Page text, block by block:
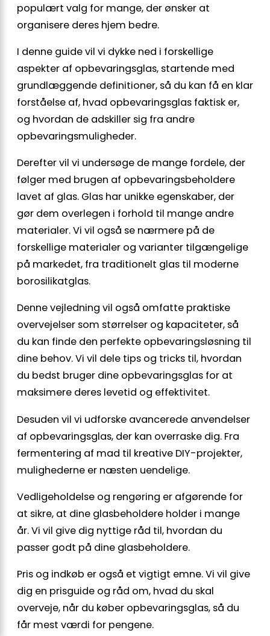
populært valg for mange, der ønsker at
organisere deres hjem bedre.
I denne guide vil vi dykke ned i forskellige
aspekter af opbevaringsglas, startende med
grundlæggende definitioner, så du kan få en klar
forståelse af, hvad opbevaringsglas faktisk er,
og hvordan de adskiller sig fra andre
opbevaringsmuligheder.
Derefter vil vi undersøge de mange fordele, der
følger med brugen af opbevaringsbeholdere
lavet af glas. Glas har unikke egenskaber, der
gør dem overlegen i forhold til mange andre
materialer. Vi vil også se nærmere på de
forskellige materialer og varianter tilgængelige
på markedet, fra traditionelt glas til moderne
borosilikatglas.
Denne vejledning vil også omfatte praktiske
overvejelser som størrelser og kapaciteter, så
du kan finde den perfekte opbevaringsløsning til
dine behov. Vi vil dele tips og tricks til, hvordan
du bedst bruger dine opbevaringsglas for at
maksimere deres levetid og effektivitet.
Desuden vil vi udforske avancerede anvendelser
af opbevaringsglas, der kan overraske dig. Fra
fermentering af mad til kreative DIY-projekter,
mulighederne er næsten uendelige.
Vedligeholdelse og rengøring er afgørende for
at sikre, at dine glasbeholdere holder i mange
år. Vi vil give dig nyttige råd til, hvordan du
passer godt på dine glasbeholdere.
Pris og indkøb er også et vigtigt emne. Vi vil give
dig en prisguide og råd om, hvad du skal
overveje, når du køber opbevaringsglas, så du
får mest værdi for pengene.